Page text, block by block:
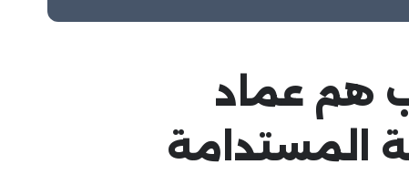
هم عماد
المستدامة